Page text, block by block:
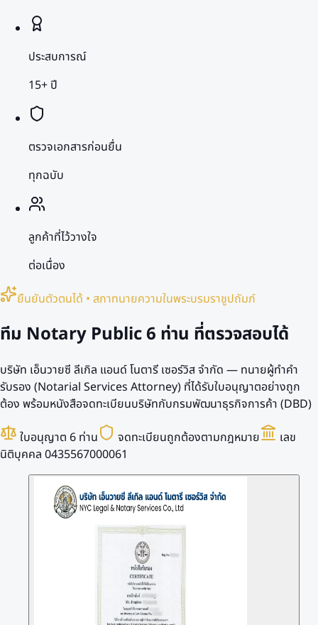
ประสบการณ์
15+ ปี
ตรวจเอกสารก่อนยื่น
ทุกฉบับ
ลูกค้าที่ไว้วางใจ
ต่อเนื่อง
ยืนยันตัวตนได้ • สภาทนายความในพระบรมราชูปถัมภ์
ทีม Notary Public6 ท่าน ที่ตรวจสอบได้
บริษัท เอ็นวายซี ลีเกิล แอนด์ โนตารี เซอร์วิส จำกัด — ทนายผู้ทำคำ
รับรอง (Notarial Services Attorney) ที่ได้รับใบอนุญาตอย่างถูก
ต้อง พร้อมหนังสือจดทะเบียนบริษัทกับกรมพัฒนาธุรกิจการค้า (DBD)
ใบอนุญาต 6 ท่าน
จดทะเบียนถูกต้องตามกฎหมาย
เลข
นิติบุคคล 0435567000061